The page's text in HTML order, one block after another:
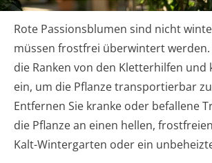
Rote Passionsblumen sind nicht
müssen frostfrei überwintert werden.
die Ranken von den Kletterhilfen und
ein, um die Pflanze transportierbar
Entfernen Sie kranke oder befallene
die Pflanze an einen hellen,
Kalt-Wintergarten oder ein